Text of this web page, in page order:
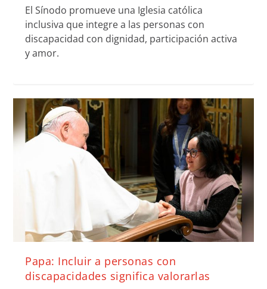
El Sínodo promueve una Iglesia católica
inclusiva que integre a las personas con
discapacidad con dignidad, participación activa
y amor.
Papa: Incluir a personas con
discapacidades significa valorarlas